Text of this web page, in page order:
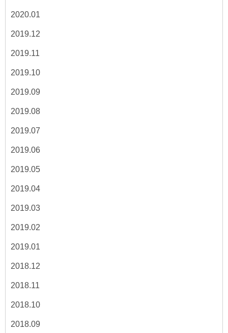
2020.01
2019.12
2019.11
2019.10
2019.09
2019.08
2019.07
2019.06
2019.05
2019.04
2019.03
2019.02
2019.01
2018.12
2018.11
2018.10
2018.09